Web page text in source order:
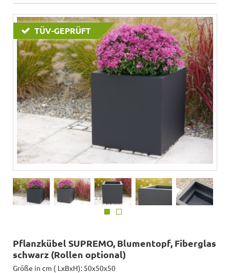
TÜV-GEPRÜFT
Pflanzkübel SUPREMO, Blumentopf, Fiberglas
schwarz (Rollen optional)
Größe in cm ( LxBxH): 50x50x50